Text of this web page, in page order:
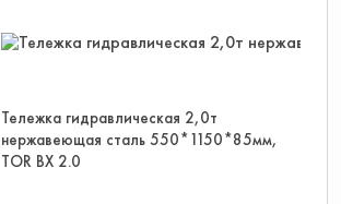
Тележка гидравлическая 2,0т
нержавеющая сталь 550*1150*85мм,
TOR BX 2.0